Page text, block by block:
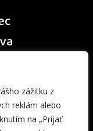
zážitku z
reklám alebo
na „Prijať